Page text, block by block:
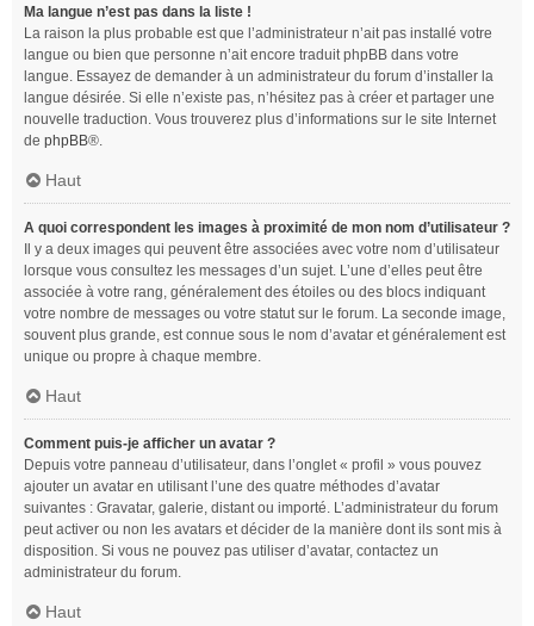
Ma langue n’est pas dans la liste !
La raison la plus probable est que l’administrateur n’ait pas installé votre
langue ou bien que personne n’ait encore traduit phpBB dans votre
langue. Essayez de demander à un administrateur du forum d’installer la
langue désirée. Si elle n’existe pas, n’hésitez pas à créer et partager une
nouvelle traduction. Vous trouverez plus d’informations sur le site Internet
de phpBB®.
Haut
A quoi correspondent les images à proximité de mon nom d’utilisateur ?
Il y a deux images qui peuvent être associées avec votre nom d’utilisateur
lorsque vous consultez les messages d’un sujet. L’une d’elles peut être
associée à votre rang, généralement des étoiles ou des blocs indiquant
votre nombre de messages ou votre statut sur le forum. La seconde image,
souvent plus grande, est connue sous le nom d’avatar et généralement est
unique ou propre à chaque membre.
Haut
Comment puis-je afficher un avatar ?
Depuis votre panneau d’utilisateur, dans l’onglet « profil » vous pouvez
ajouter un avatar en utilisant l’une des quatre méthodes d’avatar
suivantes : Gravatar, galerie, distant ou importé. L’administrateur du forum
peut activer ou non les avatars et décider de la manière dont ils sont mis à
disposition. Si vous ne pouvez pas utiliser d’avatar, contactez un
administrateur du forum.
Haut